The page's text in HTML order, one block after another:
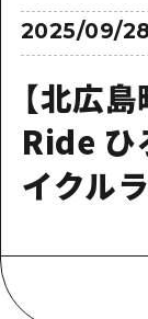
お問い
事業者
2025/09/
【北広
Ride ひ
イクル